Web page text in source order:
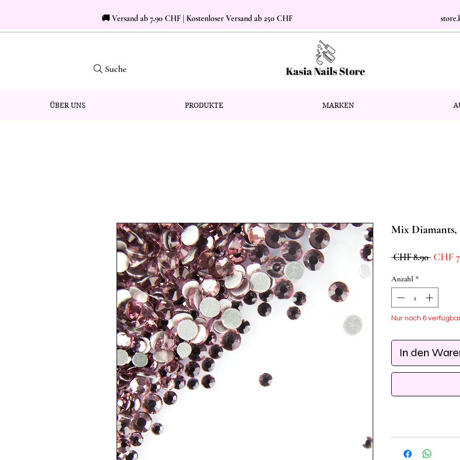
🚚 Versand ab 7,90 CHF | Kostenloser Versand ab 250 CHF
Suche
ÜBER UNS PRODUKTE MARKEN
Mix Diamants,
CHF 8.90 CHF
Anzahl *
Nur noch 6
In den